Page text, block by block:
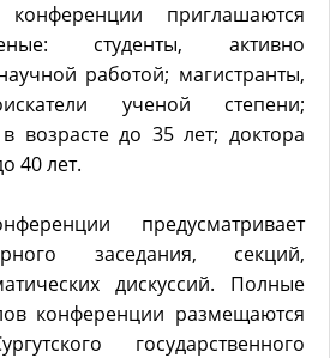
приглашаются
студенты, активно
работой; магистранты,
ученой степени;
возрасте до 35 лет; доктора
40 лет.
предусматривает
заседания, секций,
дискуссий. Полные
конференции размещаются
государственного